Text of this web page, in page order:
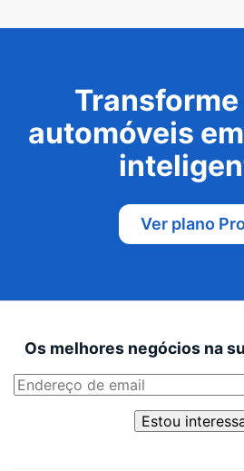
automóveis
Ver plano
Os melhores negócios na
Estou